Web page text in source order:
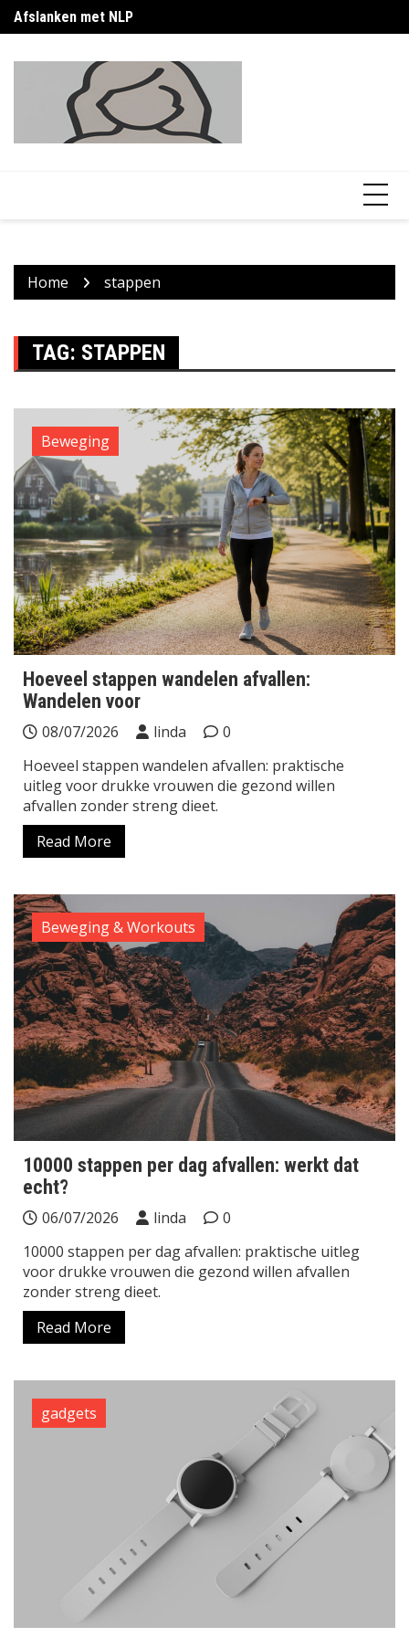
Skip
to
Afslanken met NLP
Afvallen buik vrouw 30 jaar: wat werkt wel?
Home stappen
TAG: STAPPEN
Beweging
Hoeveel stappen wandelen afvallen:
Wandelen voor
08/07/2026 linda
0
Hoeveel stappen wandelen afvallen: praktische
uitleg voor drukke vrouwen die gezond willen
afvallen zonder streng dieet.
Read More
Beweging & Workouts
10000 stappen per dag afvallen: werkt dat
echt?
06/07/2026 linda
0
10000 stappen per dag afvallen: praktische uitleg
voor drukke vrouwen die gezond willen afvallen
zonder streng dieet.
Read More
gadgets